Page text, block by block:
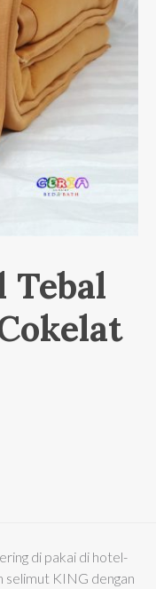
Tebal
di pakai di hotel-
selimut KING dengan